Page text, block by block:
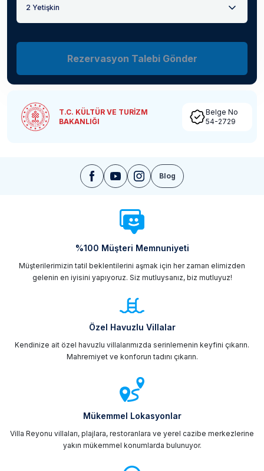
2 Yetişkin
Rezervasyon Talebi Gönder
T.C. KÜLTÜR VE TURİZM
BAKANLIĞI
Belge No
54-2729
Blog
%100 Müşteri Memnuniyeti
Müşterilerimizin tatil beklentilerini aşmak için her zaman elimizden
gelenin en iyisini yapıyoruz. Siz mutluysanız, biz mutluyuz!
Özel Havuzlu Villalar
Kendinize ait özel havuzlu villalarımızda serinlemenin keyfini çıkarın.
Mahremiyet ve konforun tadını çıkarın.
Mükemmel Lokasyonlar
Villa Reyonu villaları, plajlara, restoranlara ve yerel cazibe merkezlerine
yakın mükemmel konumlarda bulunuyor.